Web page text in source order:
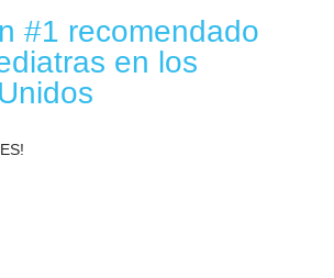
#1 recomendado
en los